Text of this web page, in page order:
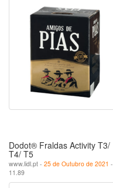
Dodot® Fraldas Activity T3/
T4/ T5
www.lidl.pt - 25 de Outubro de 2021 -
11.89